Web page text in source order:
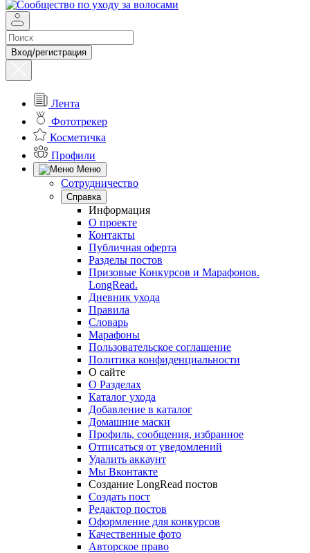
Вход/регистрация
Лента
Фототрекер
Косметичка
Профили
Меню
Сотрудничество
Справка
Информация
О проекте
Контакты
Публичная оферта
Разделы постов
Призовые Конкурсов и Марафонов.
LongRead.
Дневник ухода
Правила
Словарь
Марафоны
Пользовательское соглашение
Политика конфиденциальности
О сайте
О Разделах
Каталог ухода
Добавление в каталог
Домашние маски
Профиль, сообщения, избранное
Отписаться от уведомлений
Удалить аккаунт
Мы Вконтакте
Создание LongRead постов
Создать пост
Редактор постов
Оформление для конкурсов
Качественные фото
Авторское право